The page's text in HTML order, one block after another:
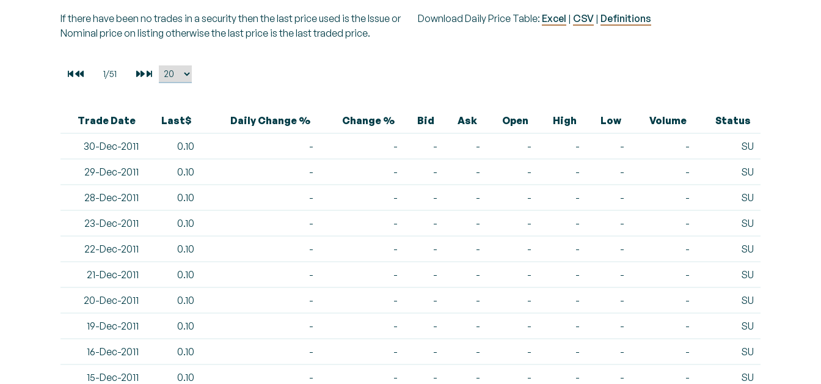
If there have been no trades in a security then the last price used is the Issue or
Nominal price on listing otherwise the last price is the last traded price.
Download Daily Price Table: Excel | CSV | Definitions
Trade Date Last$ Daily Change % Change % Bid Ask Open High Low Volume Status
30-Dec-2011 0.10 - - - - - - - - SU
29-Dec-2011 0.10 - - - - - - - - SU
28-Dec-2011 0.10 - - - - - - - - SU
23-Dec-2011 0.10 - - - - - - - - SU
22-Dec-2011 0.10 - - - - - - - - SU
21-Dec-2011 0.10 - - - - - - - - SU
20-Dec-2011 0.10 - - - - - - - - SU
19-Dec-2011 0.10 - - - - - - - - SU
16-Dec-2011 0.10 - - - - - - - - SU
15-Dec-2011 0.10 - - - - - - - - SU